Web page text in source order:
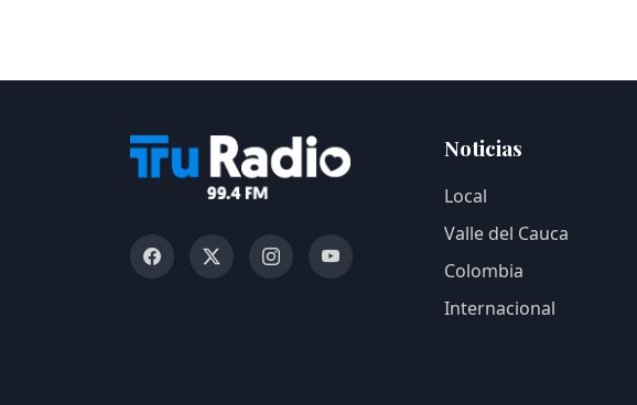
Noticias
Local
Valle del Cauca
Colombia
Internacional